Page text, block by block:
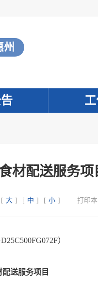
州
材配送服务
[ 大 ] [ 中 ] [ 小 ] 打印
）
配送服务项目